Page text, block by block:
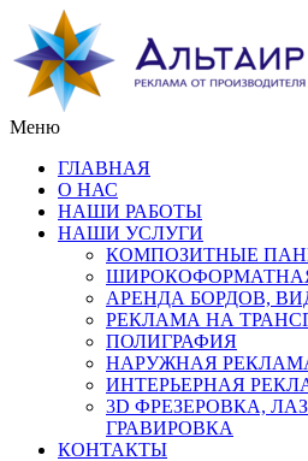
Меню
ГЛАВНАЯ
О НАС
НАШИ РАБОТЫ
НАШИ УСЛУГИ
КОМПОЗИТНЫЕ
АРЕНДА БОРДОВ,
РЕКЛАМА НА
ПОЛИГРАФИЯ
НАРУЖНАЯ
ИНТЕРЬЕРНАЯ
3D ФРЕЗЕРОВКА,
ГРАВИРОВКА
КОНТАКТЫ